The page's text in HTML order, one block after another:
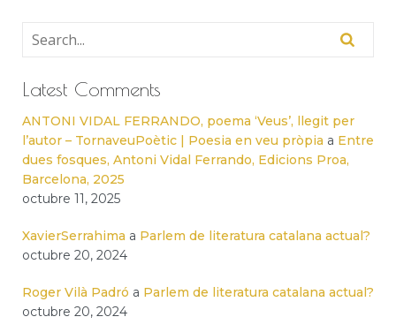
Latest Comments
ANTONI VIDAL FERRANDO, poema ‘Veus’, llegit per
l’autor – TornaveuPoètic | Poesia en veu pròpia a Entre
dues fosques, Antoni Vidal Ferrando, Edicions Proa,
Barcelona, 2025
octubre 11, 2025
XavierSerrahima a Parlem de literatura catalana actual?
octubre 20, 2024
Roger Vilà Padró a Parlem de literatura catalana actual?
octubre 20, 2024